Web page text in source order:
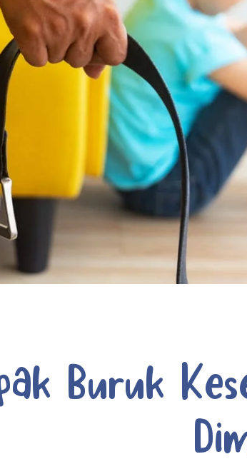
Buruk